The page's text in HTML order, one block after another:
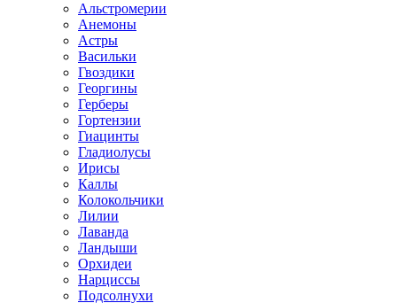
Альстромерии
Анемоны
Астры
Васильки
Гвоздики
Георгины
Герберы
Гортензии
Гиацинты
Гладиолусы
Ирисы
Каллы
Колокольчики
Лилии
Лаванда
Ландыши
Орхидеи
Нарциссы
Подсолнухи